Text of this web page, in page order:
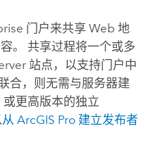
门户来共享 Web 地
。 共享过程将一个或多
站点，以支持门户中
合，则无需与服务器建
更高版本的独立
从 ArcGIS Pro建立发布者